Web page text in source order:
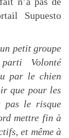
Supuesto
petit groupe
Volonté
par le chien
que pour les
le risque
mettre fin à
et même à